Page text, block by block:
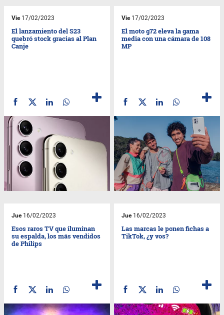
Vie17/02/2023
El lanzamiento del S23
quebró stock gracias al Plan
Canje
Vie17/02/2023
El moto g72 eleva la gama
media con una cámara de 108
MP
Jue16/02/2023
Esos raros TV que iluminan
su espalda, los más vendidos
de Philips
Jue16/02/2023
Las marcas le ponen fichas a
TikTok, ¿y vos?